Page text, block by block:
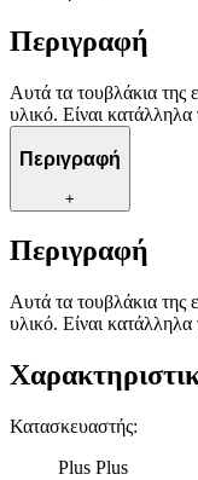
Περιγραφή
Αυτά τα τουβλάκια της
υλικό. Είναι κατάλληλα
Περιγραφή
+
Περιγραφή
Αυτά τα τουβλάκια της
υλικό. Είναι κατάλληλα
Κατασκευαστής:
Plus Plus